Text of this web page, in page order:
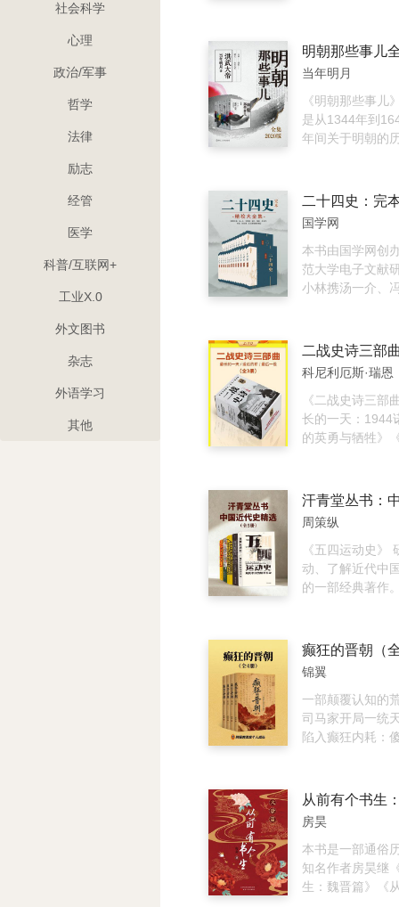
社会科学
心理
政治/军事
哲学
法律
励志
经管
医学
科普/互联网+
工业X.0
外文图书
杂志
外语学习
其他
这三百年间关于
情，以史料为基
具体人物为主线
说的笔法，对明
他王公权贵和小
行全景展示，尤
度、人伦道德的
当年明月
《明朝那些事儿
是从1344年到
年间关于明朝的
余种明代史料和
明史专家毛佩琦
瞰三百年明史，
大明王朝：非常看点1
仅有的个性皇帝
年，历经16帝，
靖帝的权力纵横
明武宗/坚持一
宗/木工皇帝明
看点2 看奇才辈出的军事英雄
忠良义士之多，
息。冷眼向敌寇
了北京保卫战/为
继光/袁崇焕是功
人……非常看点3
的名臣天团演绎
王权谋。纵论江
明朝头号政治家
的改革触动了谁
样一种组织……
革故鼎新的文化
秋、诗画江湖、
个文化、经济、
的明代四大奇书
记》和《金瓶梅
贽……明朝，一
薄的朝代，一个
代、 一个强悍而
国学网
本书由国学网创
范大学电子文献
小林携汤一介、
铭、邓小军等百
教授历经二十余
校、排版制作而
记、汉书、后汉
晋书、宋书、南
陈书、魏书、北
史、宋史、辽史
黄帝到清末四千
人物、经济、文
事、教育、典章
地理、灾异等等
套《二十四史》
和《汉书》以民
本，其余史书则
本的《二十四史
本在勘校过程中
有关的善本，订
人名、地名中的
般不作修改，为
原貌。
科尼利厄斯·瑞恩
《二战史诗三部
长的一天：1944
的英勇与牺牲》
粹帝国的末日与
厄斯·瑞恩在亲历
近30年创作完成
著，通过二战期
性战役，生动再
且翻查供词、访
记、作战日志以
史，方才撰写出
不可忽略的战史
且改变了新闻写
式。即便后世许
作的典范，使得
大战最经典、无
销著作。
周策纵
《五四运动史》
动、了解近代中
的一部经典著作
视野下。 《太平
动史》 本书是
大家简又文的代
天国研究的集大
《清朝与中华传
部关于清朝的百
史料和经典篇章
现代化道路的探
癫狂的晋朝（
锦翼
一部颠覆认知的
司马家开局一统
陷入癫狂内耗：
搅得天翻地覆，
狂内斗，斗到江
同归于尽。 别家斗富比谁更
有钱，晋朝斗富
乎人命”。 所谓的名士风度，
从前有个书生
房昊
本书是一部通俗
知名作者房昊继
生：魏晋篇》《